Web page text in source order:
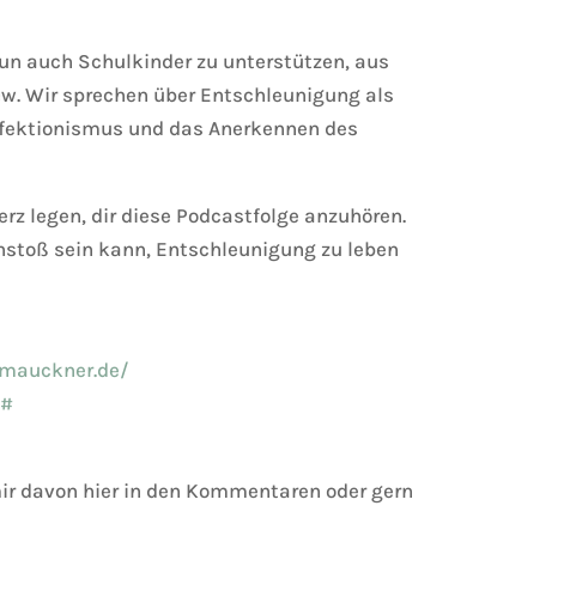
auch Schulkinder zu unterstützen, aus
Wir sprechen über Entschleunigung als
und das Anerkennen des
legen, dir diese Podcastfolge anzuhören.
sein kann, Entschleunigung zu leben
davon hier in den Kommentaren oder gern